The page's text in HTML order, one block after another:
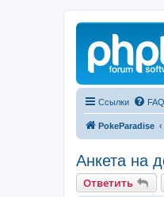
Ссылки FAQ
PokeParadise
Анкета на
Ответить